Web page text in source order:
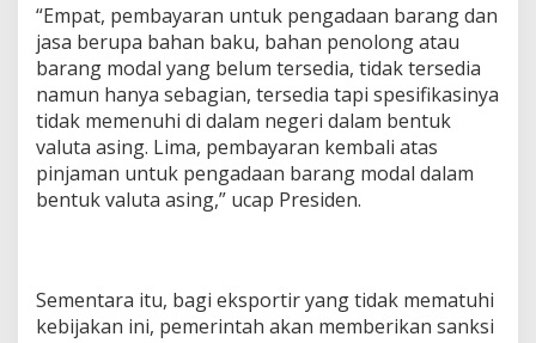
“Empat, pembayaran untuk pengadaan barang dan
jasa berupa bahan baku, bahan penolong atau
barang modal yang belum tersedia, tidak tersedia
namun hanya sebagian, tersedia tapi spesifikasinya
tidak memenuhi di dalam negeri dalam bentuk
valuta asing. Lima, pembayaran kembali atas
pinjaman untuk pengadaan barang modal dalam
bentuk valuta asing,” ucap Presiden.
Sementara itu, bagi eksportir yang tidak mematuhi
kebijakan ini, pemerintah akan memberikan sanksi